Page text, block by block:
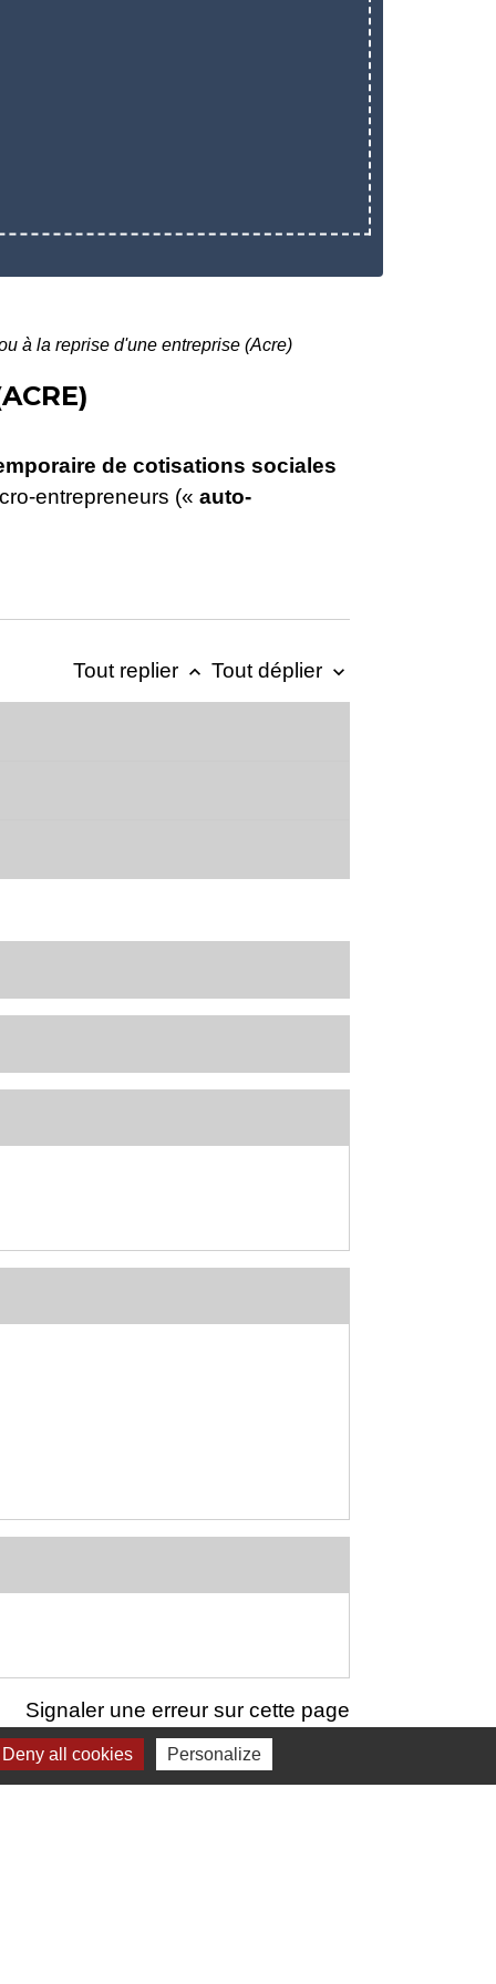
à la reprise d'une entreprise (Acre)
de cotisations sociales
entrepreneurs (« auto-
Tout replier keyboard_arrow_up Tout déplier keyboard_arrow_down
Signaler une erreur sur cette page
Deny all cookies Personalize